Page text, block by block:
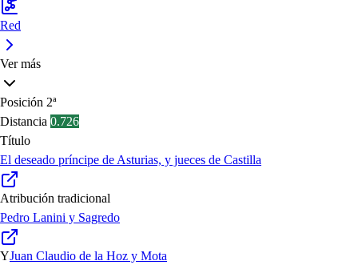
Red
Ver más
Posición 2ª
Distancia 0.726
Título
El deseado príncipe de Asturias, y jueces de Castilla
Atribución tradicional
Pedro Lanini y Sagredo
YJuan Claudio de la Hoz y Mota